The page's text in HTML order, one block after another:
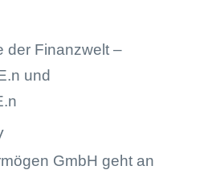
der Finanzwelt –
und
GmbH geht an